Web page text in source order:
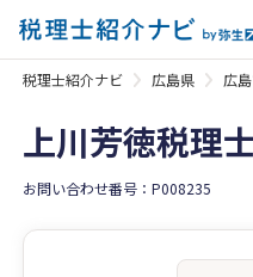
税理士紹介ナビ 広島県 広
上川芳徳税理
お問い合わせ番号：P008235